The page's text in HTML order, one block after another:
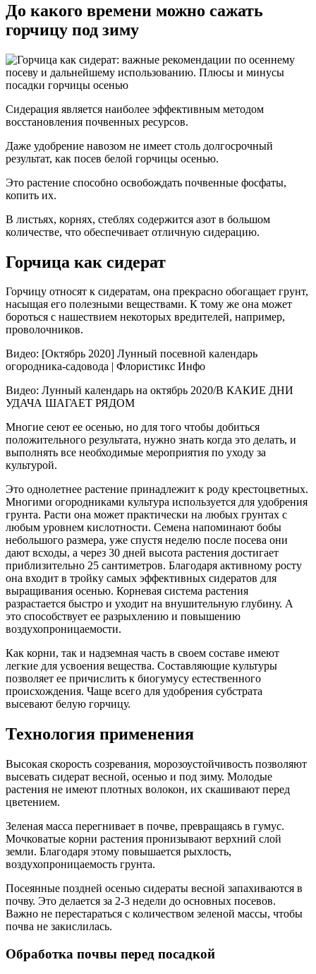
До какого времени можно сажать
горчицу под зиму
Сидерация является наиболее эффективным методом
восстановления почвенных ресурсов.
Даже удобрение навозом не имеет столь долгосрочный
результат, как посев белой горчицы осенью.
Это растение способно освобождать почвенные фосфаты,
копить их.
В листьях, корнях, стеблях содержится азот в большом
количестве, что обеспечивает отличную сидерацию.
Горчица как сидерат
Горчицу относят к сидератам, она прекрасно обогащает грунт,
насыщая его полезными веществами. К тому же она может
бороться с нашествием некоторых вредителей, например,
проволочников.
Видео: [Октябрь 2020] Лунный посевной календарь
огородника-садовода | Флористикс Инфо
Видео: Лунный календарь на октябрь 2020/В КАКИЕ ДНИ
УДАЧА ШАГАЕТ РЯДОМ
Многие сеют ее осенью, но для того чтобы добиться
положительного результата, нужно знать когда это делать, и
выполнять все необходимые мероприятия по уходу за
культурой.
Это однолетнее растение принадлежит к роду крестоцветных.
Многими огородниками культура используется для удобрения
грунта. Расти она может практически на любых грунтах с
любым уровнем кислотности. Семена напоминают бобы
небольшого размера, уже спустя неделю после посева они
дают всходы, а через 30 дней высота растения достигает
приблизительно 25 сантиметров. Благодаря активному росту
она входит в тройку самых эффективных сидератов для
выращивания осенью. Корневая система растения
разрастается быстро и уходит на внушительную глубину. А
это способствует ее разрыхлению и повышению
воздухопроницаемости.
Как корни, так и надземная часть в своем составе имеют
легкие для усвоения вещества. Составляющие культуры
позволяет ее причислить к биогумусу естественного
происхождения. Чаще всего для удобрения субстрата
высевают белую горчицу.
Технология применения
Высокая скорость созревания, морозоустойчивость позволяют
высевать сидерат весной, осенью и под зиму. Молодые
растения не имеют плотных волокон, их скашивают перед
цветением.
Зеленая масса перегнивает в почве, превращаясь в гумус.
Мочковатые корни растения пронизывают верхний слой
земли. Благодаря этому повышается рыхлость,
воздухопроницаемость грунта.
Посеянные поздней осенью сидераты весной запахиваются в
почву. Это делается за 2-3 недели до основных посевов.
Важно не перестараться с количеством зеленой массы, чтобы
почва не закислилась.
Обработка почвы перед посадкой